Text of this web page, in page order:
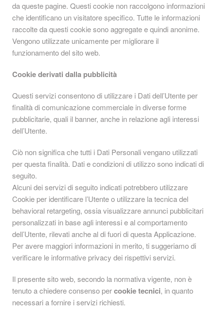
da queste pagine. Questi cookie non raccolgono informazioni
che identificano un visitatore specifico. Tutte le informazioni
raccolte da questi cookie sono aggregate e quindi anonime.
Vengono utilizzate unicamente per migliorare il
funzionamento del sito web.
Cookie derivati dalla pubblicità
Questi servizi consentono di utilizzare i Dati dell’Utente per
finalità di comunicazione commerciale in diverse forme
pubblicitarie, quali il banner, anche in relazione agli interessi
dell’Utente.
Ciò non significa che tutti i Dati Personali vengano utilizzati
per questa finalità. Dati e condizioni di utilizzo sono indicati di
seguito.
Alcuni dei servizi di seguito indicati potrebbero utilizzare
Cookie per identificare l’Utente o utilizzare la tecnica del
behavioral retargeting, ossia visualizzare annunci pubblicitari
personalizzati in base agli interessi e al comportamento
dell’Utente, rilevati anche al di fuori di questa Applicazione.
Per avere maggiori informazioni in merito, ti suggeriamo di
verificare le informative privacy dei rispettivi servizi.
Il presente sito web, secondo la normativa vigente, non è
tenuto a chiedere consenso percookie tecnici, in quanto
necessari a fornire i servizi richiesti.